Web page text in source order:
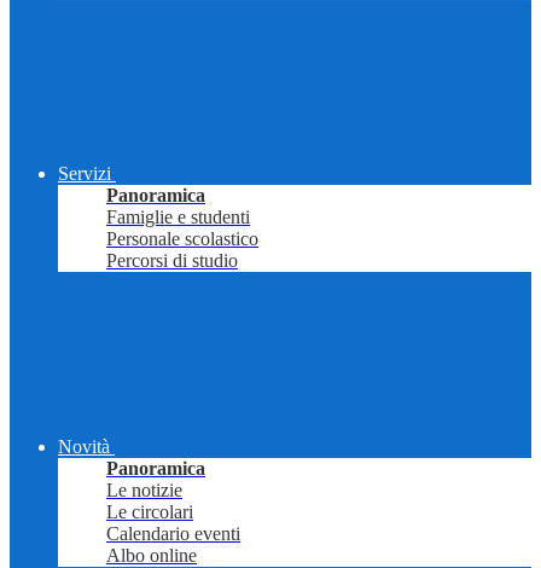
Servizi
Panoramica
Famiglie e studenti
Personale scolastico
Percorsi di studio
Novità
Panoramica
Le notizie
Le circolari
Calendario eventi
Albo online